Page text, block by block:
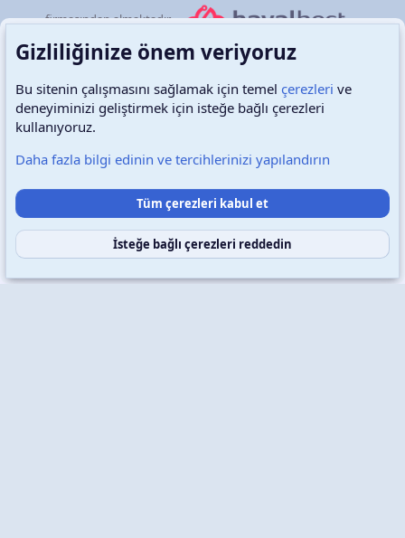
firmasından almaktadır.
Türkçe (TR) Çerezler
Destek talepleri Bize ulaşın Şartlar ve kurallar
Gizlilik politikası Yardım Ana sayfa
S
Copyright © 2026 XenWp Telif Hakları Saklıdır
Gizliliğinize önem veriyoruz
Bu sitenin çalışmasını sağlamak için temel çerezleri ve
deneyiminizi geliştirmek için isteğe bağlı çerezleri
kullanıyoruz.
Daha fazla bilgi edinin ve tercihlerinizi yapılandırın
Tüm çerezleri kabul et
İsteğe bağlı çerezleri reddedin